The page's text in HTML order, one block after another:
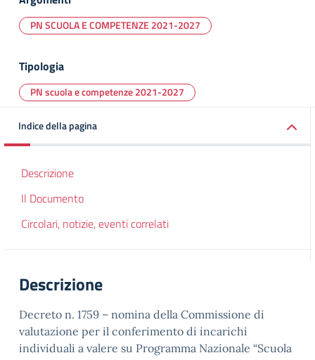
PN SCUOLA E COMPETENZE 2021-2027
Tipologia
PN scuola e competenze 2021-2027
Indice della pagina
Descrizione
Il Documento
Circolari, notizie, eventi correlati
Descrizione
Decreto n. 1759 – nomina della Commissione di
valutazione per il conferimento di incarichi
individuali a valere su Programma Nazionale “Scuola